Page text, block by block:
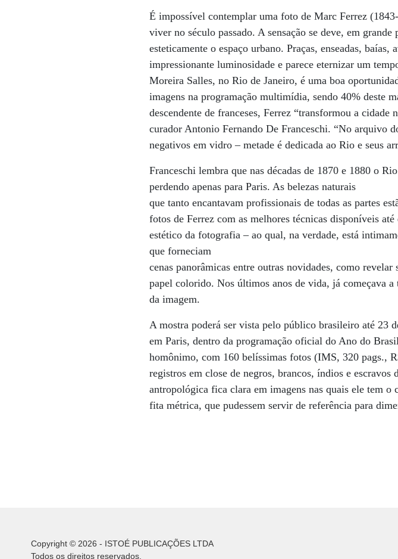
É impossível contemplar uma foto de Marc Ferrez
viver no século passado. A sensação se deve, em
esteticamente o espaço urbano. Praças, enseadas,
impressionante luminosidade e parece eternizar um
Moreira Salles, no Rio de Janeiro, é uma boa
imagens na programação multimídia, sendo 40% deste
descendente de franceses, Ferrez “transformou a
curador Antonio Fernando De Franceschi. “No arquivo
negativos em vidro – metade é dedicada ao Rio e seus
Franceschi lembra que nas décadas de 1870 e 1880 o
perdendo apenas para Paris. As belezas naturais
que tanto encantavam profissionais de todas as partes
fotos de Ferrez com as melhores técnicas disponíveis
estético da fotografia – ao qual, na verdade, está
que forneciam
cenas panorâmicas entre outras novidades, como revelar
papel colorido. Nos últimos anos de vida, já começava
da imagem.
A mostra poderá ser vista pelo público brasileiro até 23
em Paris, dentro da programação oficial do Ano do
homônimo, com 160 belíssimas fotos (IMS, 320 pags.,
registros em close de negros, brancos, índios e escravos
antropológica fica clara em imagens nas quais ele tem
fita métrica, que pudessem servir de referência para
Copyright © 2026 - ISTOÉ PUBLICAÇÕES LTDA
Todos os direitos reservados.